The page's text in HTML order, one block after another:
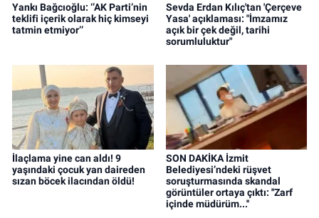
Yankı Bağcıoğlu: ‘’AK Parti’nin
teklifi içerik olarak hiç kimseyi
tatmin etmiyor’’
Sevda Erdan Kılıç'tan 'Çerçeve
Yasa' açıklaması: "İmzamız
açık bir çek değil, tarihi
sorumluluktur"
İlaçlama yine can aldı! 9
yaşındaki çocuk yan daireden
sızan böcek ilacından öldü!
SON DAKİKA İzmit
Belediyesi’ndeki rüşvet
soruşturmasında skandal
görüntüler ortaya çıktı: ''Zarf
içinde müdürüm...''